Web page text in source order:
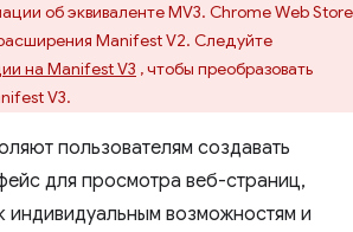
об эквиваленте MV3. Chrome Web Store
Manifest V2. Следуйте
на Manifest V3 , чтобы преобразовать
V3.
пользователям создавать
для просмотра веб-страниц,
индивидуальным возможностям и